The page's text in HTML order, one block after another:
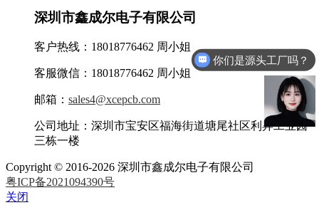
深圳市鑫成尔电子有限公司
客户热线：18018776462 周小姐
客服微信：18018776462 周小姐
邮箱： sales4@xcepcb.com
公司地址：深圳市宝安区福海街道塘尾社区利昇工业园
三栋一楼
Copyright © 2016-2026 深圳市鑫成尔电子有限公司
粤ICP备2021094390号
关闭
你们是源头工厂吗？